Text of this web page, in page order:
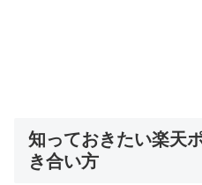
知っておきたい楽天
き合い方